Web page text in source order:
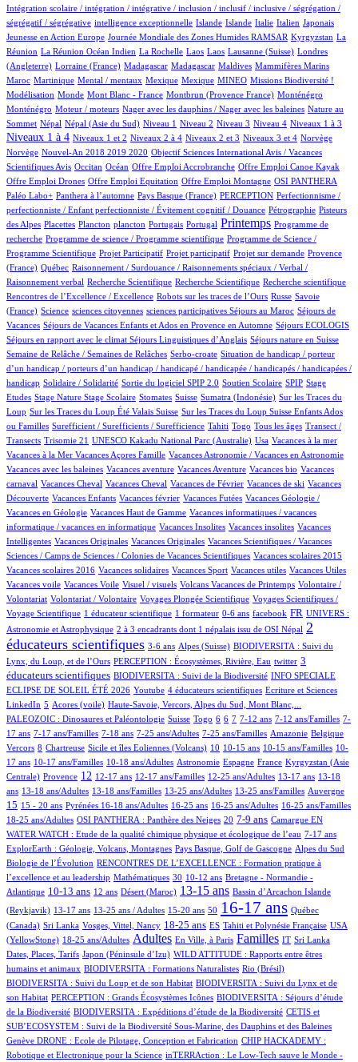
Intégration scolaire / intégration / intégrative / inclusion / inclusif / inclusive / ségrégation /
ségrégatif / ségrégative
2/1012 intelligence exceptionnelle
12/1012 Islande
10/1012 Islande
16/1012 Italie
84/1012 Italien
5/1012 Japonais
2/1012
Jeunesse en Action Europe
5/1012 Journée Mondiale des Zones Humides RAMSAR
102/1012 Kyrgyzstan
7/1012
La
Réunion
5/1012La Réunion Océan Indien
1/1012 La Rochelle
1/1012 Laos
1/1012 Laos
4/1012 Lausanne (Suisse)
57/1012
Londres
(Angleterre)
1/1012 Lorraine (France)
5/1012 Madagascar
5/1012 Madagascar
1/1012 Maldives
1/1012 Mammifères Marins
9/1012
Maroc
8/1012Martinique
2/1012 Mental / mentaux
1/1012 Mexique
1/1012 Mexique
42/1012 MINEO
49/1012 Missions Biodiversité !
2/1012
Modélisation
5/1012 Monde
1/1012 Mont Blanc - France
9/1012 Montbrun (Provence France)
15/1012 Monténégro
15/1012
Monténégro
2/1012 Moteur / moteurs
1/1012 Nager avec les dauphins / Nager avec les baleines
3/1012
Nature au
Sommet
17/1012Népal
17/1012 Népal (Asie du Sud)
16/1012 Niveau 1
10/1012 Niveau 2
15/1012 Niveau 3
119/1012 Niveau 4
144/1012 Niveaux 1 à 3
419/1012
Niveaux 1 à 4
17/1012 Niveaux 1 et 2
63/1012 Niveaux 2 à 4
15/1012 Niveaux 2 et 3
179/1012 Niveaux 3 et 4
3/1012 Norvège
3/1012
Norvège
18/1012Nouvel-An 2018 2019 2020
1/1012
Objectif Sciences International Avis / Vacances
Scientifiques Avis
10/1012 Occitan
196/1012 Océan
1/1012 Offre Emploi Accrobranche
1/1012 Offre Emploi Canoe Kayak
1/1012
Offre Emploi Drones
1/1012 Offre Emploi Equitation
1/1012 Offre Emploi Montagne
109/1012 OSI PANTHERA
102/1012
Paléo Labo+
108/1012 Panthera à l’automne
5/1012 Pays Basque (France)
58/1012 PERCEPTION
2/1012
Perfectionnisme /
perfectionniste / Enfant perfectionniste / Évitement cognitif / Douance
16/1012 Pétrographie
6/1012
Pisteurs
des Alpes
3/1012 Placettes
1/1012 Plancton
1/1012 plancton
11/1012 Portugais
2/1012 Portugal
471/1012 Printemps
1/1012
Programme de
recherche
1/1012 Programme de science / Programme scientifique
2/1012
Programme de Science /
Programme Scientifique
1/1012 Projet Participatif
1/1012 Projet participatif
15/1012 Projet sur demande
87/1012
Provence
(France)
5/1012Québec
2/1012
Raisonnement / Surdouance / Raisonnements spéciaux / Verbal /
Raisonnement verbal
1/1012 Recherche Scientifique
2/1012 Recherche Scientifique
1/1012 Recherche scientifique
2/1012
Rencontres de l’Excellence / Excellence
6/1012 Robots sur les traces de l’Ours
102/1012 Russe
4/1012
Savoie
(France)
18/1012Science
1/1012 sciences citoyennes
1/1012 sciences participatives
1/1012 Séjours au Maroc
100/1012
Séjours de
Vacances
76/1012Séjours de Vacances Enfants et Ados en Provence en Automne
9/1012 Séjours ECOLOGIS
16/1012
Séjours en rapport avec le climat
71/1012 Séjours Linguistiques d’Anglais
12/1012 Séjours nature en Suisse
100/1012
Semaine de Relâche / Semaines de Relâches
15/1012 Serbo-croate
2/1012
Situation de handicap / porteur
d’un handicap / porteurs d’un handicap / handicapé / handicapée / handicapés / handicapées /
handicap
2/1012 Solidaire / Solidarité
4/1012 Sortie du logiciel SPIP 2.0
72/1012 Soutien Scolaire
4/1012 SPIP
1/1012
Stage
Etudes
1/1012Stage Nature
17/1012 Stage Scolaire
1/1012 Stomates
199/1012 Suisse
5/1012 Sumatra (Indonésie)
2/1012
Sur les Traces du
Loup
11/1012Sur les Traces du Loup Été Valais Suisse
8/1012
Sur les Traces du Loup Suisse Enfants Ados
ou Familles
2/1012 Surefficient / Surefficients / Surefficience
57/1012 Tahiti
8/1012 Togo
11/1012 Tous les âges
100/1012
Transect /
Transects
2/1012 Trisomie 21
1/1012 UNESCO Kakadu National Parc (Australie)
17/1012 Usa
1/1012 Vacances à la mer
1/1012
Vacances à la Mer
1/1012 Vacances Açores Famille
70/1012 Vacances Astronomie / Vacances en Astronomie
1/1012
Vacances avec les baleines
1/1012 Vacances aventure
17/1012 Vacances Aventure
1/1012 Vacances bio
1/1012
Vacances
carnaval
107/1012Vacances Cheval
1/1012 Vacances Cheval
21/1012 Vacances de Février
1/1012 Vacances de ski
1/1012
Vacances
Découverte
69/1012 Vacances Enfants
1/1012 Vacances février
2/1012 Vacances Futées
25/1012
Vacances Géologie /
Vacances en Géologie
1/1012 Vacances Haut de Gamme
1/1012
Vacances informatiques / vacances
informatique / vacances en informatique
1/1012 Vacances Insolites
1/1012 Vacances insolites
1/1012
Vacances
Intelligentes
2/1012 Vacances Originales
1/1012 Vacances Originales
18/1012
Vacances Scientifiques / Vacances
Sciences / Camps de Sciences / Colonies de Vacances Scientifiques
1/1012 Vacances scolaires 2015
1/1012
Vacances scolaires 2016
1/1012 Vacances solidaires
1/1012 Vacances Sport
1/1012 Vacances utiles
1/1012 Vacances Utiles
1/1012
Vacances voile
1/1012 Vacances Voile
2/1012 Visuel / visuels
18/1012 Volcans Vacances de Printemps
1/1012
Volontaire /
Volontariat
1/1012 Volontariat / Volontaire
82/1012 Voyages Plongée Scientifique
17/1012
Voyages Scientifiques /
Voyage Scientifique
133/1012 1 éducateur scientifique
8/1012 1 formateur
2/1012 0-6 ans
14/1012 facebook
313/1012 FR
77/1012
UNIVERS :
Astronomie et Astrophysique
8/1012 2 à 3 encadrants dont 1 népalais issu de OSI Népal
575/1012
2
éducateurs scientifiques
12/1012 3-6 ans
165/1012 Alpes (Suisse)
50/1012
BIODIVERSITA : Suivi du
Lynx, du Loup, et de l’Ours
17/1012 PERCEPTION : Écosystèmes, Rivière, Eau
1/1012 twitter
301/1012
3
éducateurs scientifiques
67/1012 BIODIVERSITA : Suivi de la Biodiversité
33/1012
INFO SPECIALE
ECLIPSE DE SOLEIL ÉTÉ 2026
1/1012 Youtube
39/1012 4 éducateurs scientifiques
2/1012 Ecriture et Sciences
1/1012
LinkedIn
20/1012
5
7/1012 Acores (voile)
10/1012 Haute-Savoie, Vercors, Alpes du Sud, Mont Blanc,...
102/1012
PALEOZOIC : Dinosaures et Paléontologie
2/1012 Suisse
5/1012 Togo
1/1012 6
67/1012 6
103/1012 7
18/1012 7-12 ans
110/1012 7-12 ans/Familles
5/1012
7-
17 ans
25/10127-17 ans/Familles
78/1012 7-18 ans
4/1012 7-25 ans/Adultes
9/1012 7-25 ans/Familles
10/1012 Amazonie
1/1012 Belgique
1/1012
Vercors
104/1012
8
2/1012 Chartreuse
18/1012 Sicile et îles Eoliennes (Volcans)
88/1012 10
3/1012 10-15 ans
3/1012 10-15 ans/Familles
17/1012
10-
17 ans
11/101210-17 ans/Familles
7/1012 10-18 ans/Adultes
36/1012 Astronomie
33/1012 Espagne
6/1012 France
110/1012
Kyrgyzstan (Asie
Centrale)
211/1012Provence
365/1012 12
15/1012 12-17 ans
3/1012 12-17 ans/Familles
1/1012 12-25 ans/Adultes
82/1012 13-17 ans
13/1012
13-18
ans
75/1012
13-18 ans/Adultes
7/1012 13-18 ans/Familles
1/1012 13-25 ans/Adultes
16/1012 13-25 ans/Familles
3/1012 Auvergne
231/1012
15
28/1012
15 - 20 ans
46/1012 Pyrénées
121/1012 16-18 ans/Adultes
3/1012 16-25 ans
4/1012 16-25 ans/Adultes
2/1012 16-25 ans/Familles
17/1012
18-25 ans/Adultes
109/1012 OSI PANTHERA : Panthère des Neiges
50/1012 20
311/1012 7-9 ans
4/1012 Camargue
153/1012 EN
11/1012
WATER WATCH : Etude de la qualité chimique physique et écologique de l’eau
17/1012 7-17 ans
52/1012
ExplorEarth : Géologie, Volcans, Montagnes
16/1012 Pays Basque, Golf de Gascogne
12/1012 Alpes du Sud
4/1012
Biologie de l’Évolution
86/1012
RENCONTRES DE L’EXCELLENCE : Formation pratique à
l’excellence et au leadership
2/1012 Mathématiques
8/1012 30
93/1012 10-12 ans
104/1012
Bretagne - Normandie -
Atlantique
288/101210-13 ans
41/1012 12 ans
5/1012 Désert (Maroc)
545/1012 13-15 ans
2/1012 Bassin d’Arcachon
16/1012
Islande
(Reykjavik)
25/1012 13-17 ans
18/1012 13-25 ans / Adultes
9/1012 15-20 ans
2/1012 50
727/1012 16-17 ans
27/1012
Québec
(Canada)
2/1012 Sri Lanka
5/1012 Vosges, Vittel, Nancy
327/1012 18-25 ans
35/1012 ES
63/1012 Tahiti et Polynésie Française
14/1012
USA
(YellowStone)
181/1012 18-25 ans/Adultes
460/1012 Adultes
1/1012 En Ville, à Paris
542/1012 Familles
7/1012 IT
2/1012 Sri Lanka
7/1012
Dates, Places, Tarifs
5/1012 Japon (Péninsule d’Izu)
11/1012
WILD ATTITUDE : Rapports entre êtres
humains et animaux
34/1012 BIODIVERSITA : Formations Naturalistes
5/1012 Rio (Brésil)
11/1012
BIODIVERSITA : Suivi du Loup et de son Habitat
18/1012
BIODIVERSITA : Suivi du Lynx et de
son Habitat
1/1012 PERCEPTION : Grands Écosystèmes Icônes
16/1012
BIODIVERSITA : Séjours d’étude
de la Biodiversité
10/1012 BIODIVERSITA : Expéditions d’étude de la Biodiversité
95/1012
CETIS et
SUB’ECOSYSTEM : Suivi de la Biodiversité Sous-Marine, des Dauphins et des Baleines
22/1012
Genève
12/1012DRONE : Ecole de Pilotage, Conception et Fabrication
9/1012
CHIP HACKADEMY :
Robotique et Electronique pour la Science
2/1012 inTERRAction : Le Low-Tech sauve le Monde -